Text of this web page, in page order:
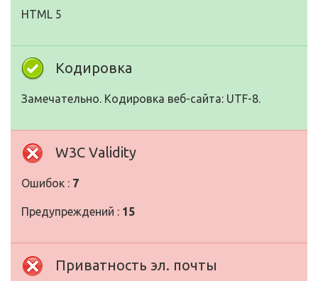
HTML 5
Кодировка
Замечательно. Кодировка веб-сайта: UTF-8.
W3C Validity
Ошибок : 7
Предупреждений : 15
Приватность эл. почты